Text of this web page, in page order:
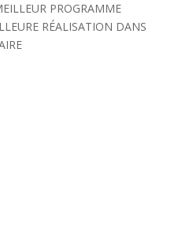
PROGRAMME
RÉALISATION DANS